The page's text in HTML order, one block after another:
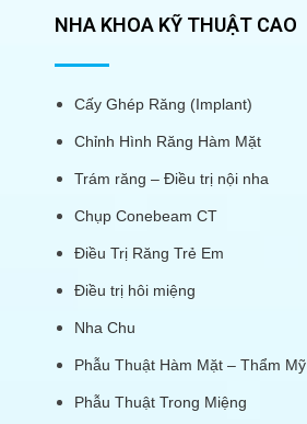
NHA KHOA KỸ THUẬT CAO
Cấy Ghép Răng (Implant)
Chỉnh Hình Răng Hàm Mặt
Trám răng – Điều trị nội nha
Chụp Conebeam CT
Điều Trị Răng Trẻ Em
Điều trị hôi miệng
Nha Chu
Phẫu Thuật Hàm Mặt – Thẩm Mỹ
Phẫu Thuật Trong Miệng